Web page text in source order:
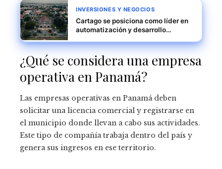
INVERSIONES Y NEGOCIOS
Cartago se posiciona como líder en
automatización y desarrollo
¿Qué se considera una empresa
operativa en Panamá?
Las empresas operativas en Panamá deben
solicitar una licencia comercial y registrarse en
el municipio donde llevan a cabo sus actividades.
Este tipo de compañía trabaja dentro del país y
genera sus ingresos en ese territorio.